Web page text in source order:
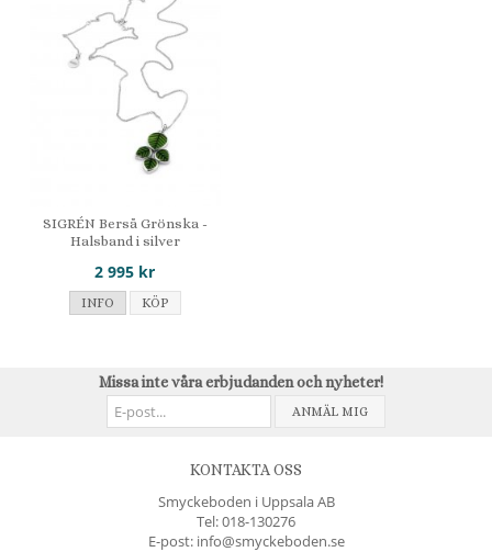
SIGRÉN Berså Grönska -
Halsband i silver
2 995 kr
INFO KÖP
Missa inte våra erbjudanden och nyheter!
ANMÄL MIG
KONTAKTA OSS
Smyckeboden i Uppsala AB
Tel:018-130276
E-post: info@smyckeboden.se